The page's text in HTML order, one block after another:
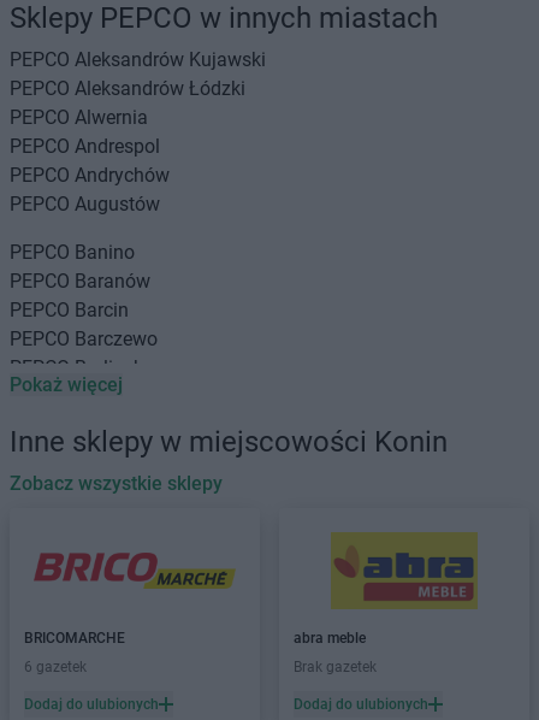
Sklepy PEPCO w innych miastach
PEPCO Aleksandrów Kujawski
PEPCO Aleksandrów Łódzki
PEPCO Alwernia
PEPCO Andrespol
PEPCO Andrychów
PEPCO Augustów
PEPCO Banino
PEPCO Baranów
PEPCO Barcin
PEPCO Barczewo
PEPCO Barlinek
PEPCO Bartoszyce
PEPCO
Barwice
PEPCO Będzin
PEPCO Bełchatów
PEPCO Bestwina
PEPCO Białe Błota
PEPCO Białobrzegi
PEPCO Białystok
Pokaż więcej
Inne sklepy w miejscowości Konin
Zobacz wszystkie sklepy
BRICOMARCHE
6 gazetek
Dodaj do ulubionych
abra meble
Brak gazetek
Dodaj do ulubionych